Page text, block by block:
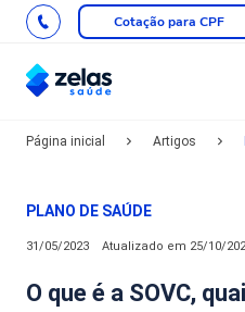
Cotação para CPF
Página inicial Artigos
PLANO DE SAÚDE
31/05/2023 Atualizado em 25/10/
O que é a SOVC,